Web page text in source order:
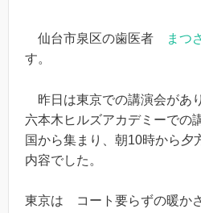
仙台市泉区の歯医者 まつ
す。
昨日は東京での講演会があ
六本木ヒルズアカデミーでの
国から集まり、朝10時から夕
内容でした。
東京は コート要らずの暖か